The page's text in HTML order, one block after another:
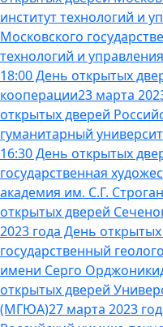
институт технологий и
Московского
технологий и управления
18:00 День открытых
кооперации23 марта
открытых дверей
гуманитарный
16:30 День открытых
государственная
академия им. С.Г.
открытых дверей
2023 года День
государственный
имени Серго
открытых дверей
(МГЮА)27 марта 2023